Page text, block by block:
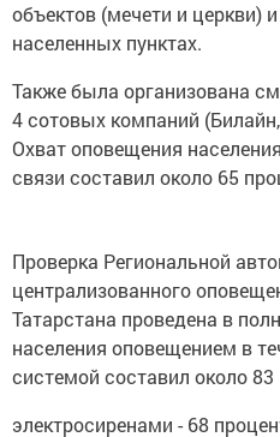
объектов (мечети и церкви)
населенных пунктах.
Также была организована
4 сотовых компаний
Охват оповещения
связи составил около 65
Проверка Региональной
централизованного
Татарстана проведена в
населения оповещением в
системой составил около
электросиренами - 68